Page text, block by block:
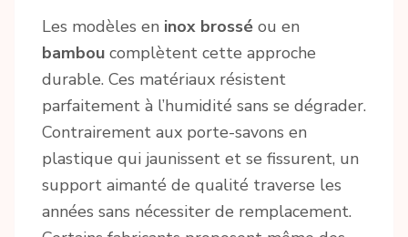
Les modèles en inox brossé ou en
bambou complètent cette approche
durable. Ces matériaux résistent
parfaitement à l’humidité sans se dégrader.
Contrairement aux porte-savons en
plastique qui jaunissent et se fissurent, un
support aimanté de qualité traverse les
années sans nécessiter de remplacement.